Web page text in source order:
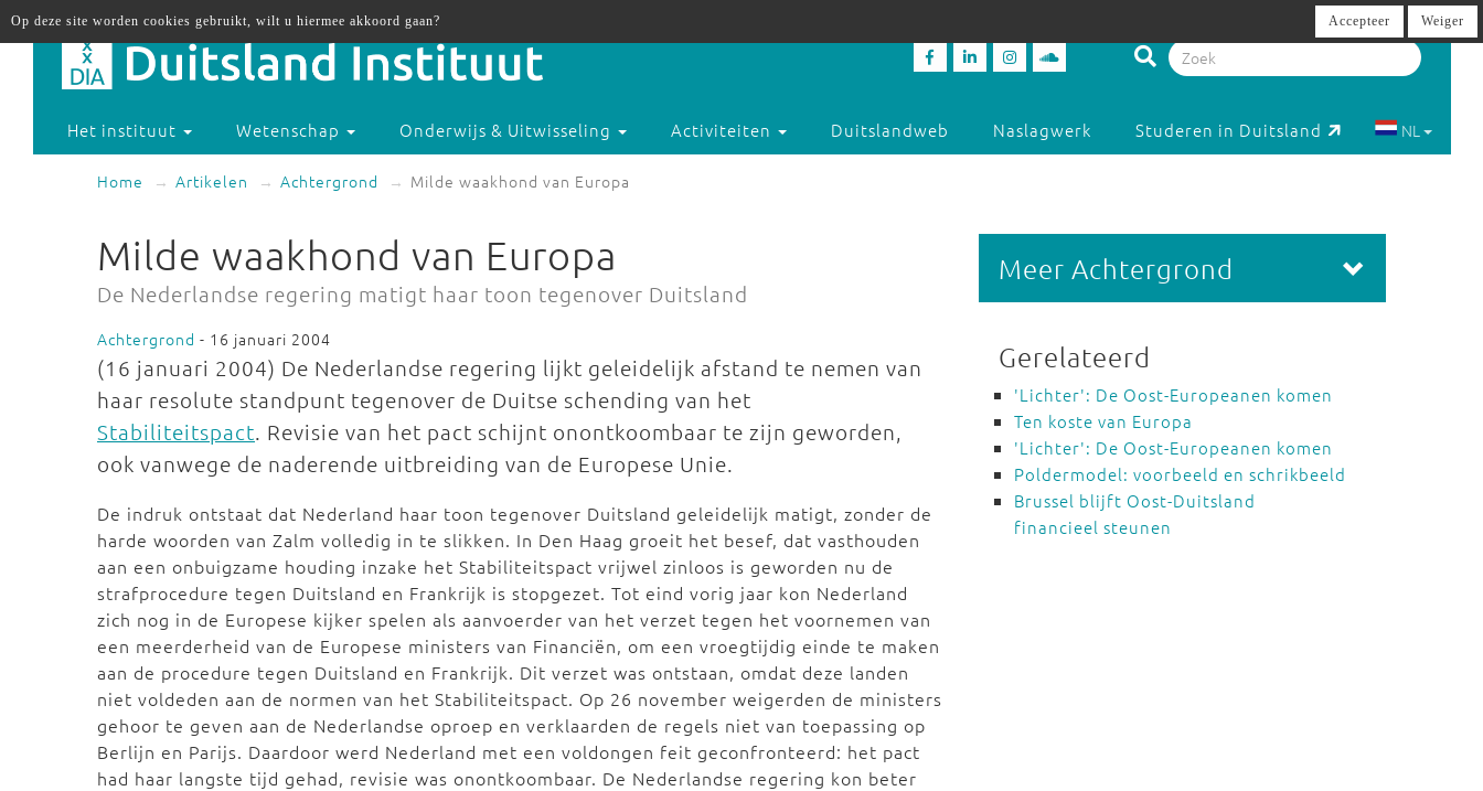
Het instituut Wetenschap Onderwijs & Uitwisseling Activiteiten Duitslandweb Naslagwerk Studeren in Duitsland NL
Home Artikelen Achtergrond Milde waakhond van Europa
Milde waakhond van Europa
De Nederlandse regering matigt haar toon tegenover Duitsland
Achtergrond - 16 januari 2004
(16 januari 2004) De Nederlandse regering lijkt geleidelijk afstand te nemen van
haar resolute standpunt tegenover de Duitse schending van het
Stabiliteitspact. Revisie van het pact schijnt onontkoombaar te zijn geworden,
ook vanwege de naderende uitbreiding van de Europese Unie.
De indruk ontstaat dat Nederland haar toon tegenover Duitsland geleidelijk matigt, zonder de
harde woorden van Zalm volledig in te slikken. In Den Haag groeit het besef, dat vasthouden
aan een onbuigzame houding inzake het Stabiliteitspact vrijwel zinloos is geworden nu de
strafprocedure tegen Duitsland en Frankrijk is stopgezet. Tot eind vorig jaar kon Nederland
zich nog in de Europese kijker spelen als aanvoerder van het verzet tegen het voornemen van
een meerderheid van de Europese ministers van Financiën, om een vroegtijdig einde te maken
aan de procedure tegen Duitsland en Frankrijk. Dit verzet was ontstaan, omdat deze landen
niet voldeden aan de normen van het Stabiliteitspact. Op 26 november weigerden de ministers
gehoor te geven aan de Nederlandse oproep en verklaarden de regels niet van toepassing op
Berlijn en Parijs. Daardoor werd Nederland met een voldongen feit geconfronteerd: het pact
had haar langste tijd gehad, revisie was onontkoombaar. De Nederlandse regering kon beter
Meer Achtergrond
Gerelateerd
'Lichter': De Oost-Europeanen komen
Ten koste van Europa
'Lichter': De Oost-Europeanen komen
Poldermodel: voorbeeld en schrikbeeld
Brussel blijft Oost-Duitsland
financieel steunen
Op deze site worden cookies gebruikt, wilt u hiermee akkoord gaan? Accepteer Weiger